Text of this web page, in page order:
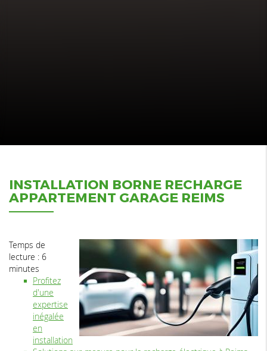
INSTALLATION BORNE RECHARGE
APPARTEMENT GARAGE REIMS
Temps de
lecture : 6
minutes
Profitez
d'une
expertise
inégalée
en
installation